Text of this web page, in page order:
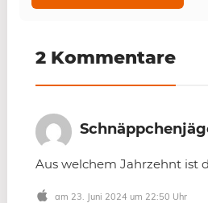
2 Kommentare
Aus welchem Jahrzehnt ist
am 23. Juni 2024 um 22:50 Uhr